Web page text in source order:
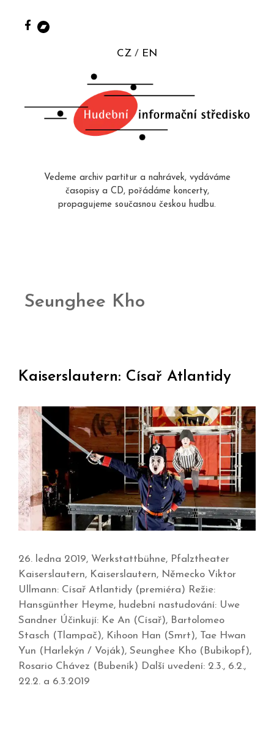
CZ EN
Vedeme archiv partitur a nahrávek, vydáváme
časopisy a CD, pořádáme koncerty,
propagujeme současnou českou hudbu.
Seunghee Kho
Kaiserslautern: Císař Atlantidy
26. ledna 2019, Werkstattbühne, Pfalztheater
Kaiserslautern, Kaiserslautern, Německo Viktor
Ullmann: Císař Atlantidy (premiéra) Režie:
Hansgünther Heyme, hudební nastudování: Uwe
Sandner Účinkují: Ke An (Císař), Bartolomeo
Stasch (Tlampač), Kihoon Han (Smrt), Tae Hwan
Yun (Harlekýn / Voják), Seunghee Kho (Bubikopf),
Rosario Chávez (Bubeník) Další uvedení: 2.3., 6.2.,
22.2. a 6.3.2019